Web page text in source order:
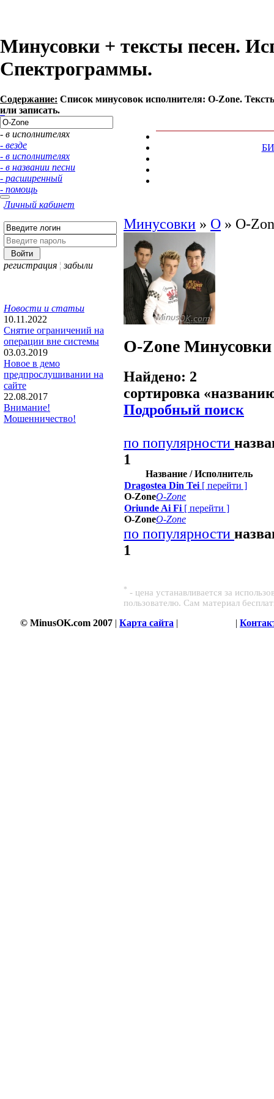
Минусовки + тексты песен.
Спектрограммы.
Содержание: Список минусовок исполнителя: O-Zone.
или записать.
- в исполнителях
- везде
- в исполнителях
- в названии песни
- расширенный
- помощь
Личный кабинет
регистрация ¦ забыли
Новости и статьи
10.11.2022
Снятие ограничений на
операции вне системы
03.03.2019
Новое в демо
предпрослушивании на
сайте
22.08.2017
Внимание!
Мошенничество!
Минусовки » O » O-
O-Zone Минусовки
Найдено: 2
сортировка «
Подробный поиск
по популярности
1
Название / Исполнитель
Dragostea Din Tei [ перейти ]
O-ZoneO-Zone
Oriunde Ai Fi [ перейти ]
O-ZoneO-Zone
по популярности
1
* - цена устанавливается за
пользователю. Сам материал
© MinusOK.com 2007 | Карта сайта | |